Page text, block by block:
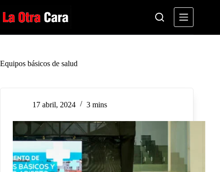
al
contenido
Equipos básicos de salud
17 abril, 2024 3 mins